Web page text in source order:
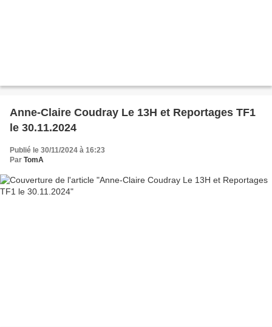
Anne-Claire Coudray Le 13H et Reportages TF1
le 30.11.2024
Publié le 30/11/2024 à 16:23
Par TomA